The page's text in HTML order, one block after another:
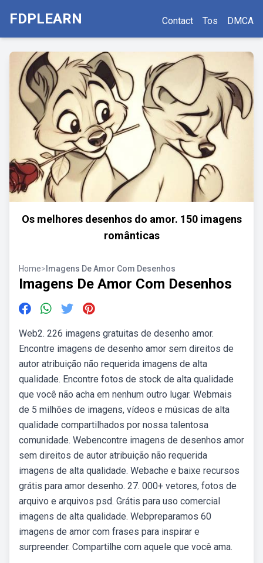
FDPLEARN Contact Tos DMCA
Os melhores desenhos do amor. 150 imagens
românticas
Home> Imagens De Amor Com Desenhos
Imagens De Amor Com Desenhos
Web2. 226 imagens gratuitas de desenho amor.
Encontre imagens de desenho amor sem direitos de
autor atribuição não requerida imagens de alta
qualidade. Encontre fotos de stock de alta qualidade
que você não acha em nenhum outro lugar. Webmais
de 5 milhões de imagens, vídeos e músicas de alta
qualidade compartilhados por nossa talentosa
comunidade. Webencontre imagens de desenhos amor
sem direitos de autor atribuição não requerida
imagens de alta qualidade. Webache e baixe recursos
grátis para amor desenho. 27. 000+ vetores, fotos de
arquivo e arquivos psd. Grátis para uso comercial
imagens de alta qualidade. Webpreparamos 60
imagens de amor com frases para inspirar e
surpreender. Compartilhe com aquele que você ama.